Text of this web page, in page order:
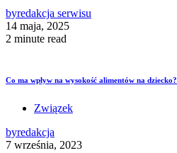
byredakcja serwisu
14 maja, 2025
2 minute read
Co ma wpływ na wysokość alimentów na dziecko?
Związek
byredakcja
7 września, 2023